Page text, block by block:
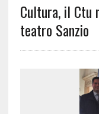
Cultura, il Ctu
teatro Sanzio